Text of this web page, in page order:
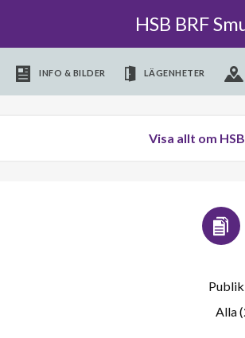
HSB BRF
INFO & BILDER LÄGENHETER
Visa allt om
Alla